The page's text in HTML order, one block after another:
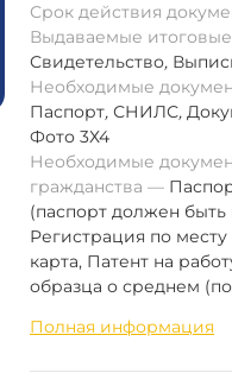
Срок действия
Выдаваемые
Свидетельство,
Необходимые
Паспорт, СНИЛС,
Фото 3Х4
Необходимые
гражданства
(паспорт должен
Регистрация по
карта, Патент на
образца о среднем
Полная информация